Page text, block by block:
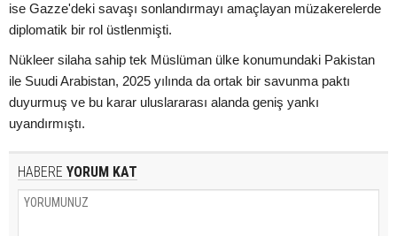
ise Gazze'deki savaşı sonlandırmayı amaçlayan müzakerelerde
diplomatik bir rol üstlenmişti.
Nükleer silaha sahip tek Müslüman ülke konumundaki Pakistan
ile Suudi Arabistan, 2025 yılında da ortak bir savunma paktı
duyurmuş ve bu karar uluslararası alanda geniş yankı
uyandırmıştı.
HABERE YORUM KAT